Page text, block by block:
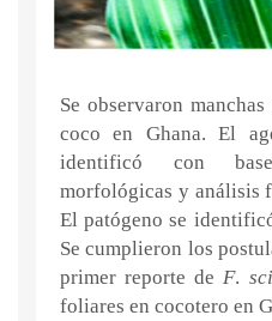
Se observaron
coco en Ghana. El
identificó con
morfológicas y análisis
El patógeno se
Se cumplieron los
primer reporte deF.
foliares en cocotero en